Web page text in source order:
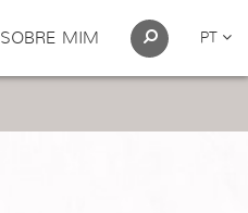
SOBRE MIM PT